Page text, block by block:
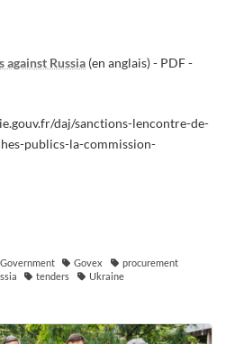
Russia (en anglais) - PDF -
daj/sanctions-lencontre-de-
publics-la-commission-
Government Govex
procurement
tenders Ukraine